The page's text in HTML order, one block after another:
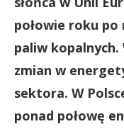
połowie roku po
paliw kopalnych.
zmian w
sektora. W
ponad połowę